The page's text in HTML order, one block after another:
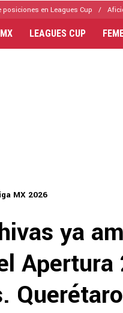
posiciones en Leagues Cup
LEAGUES CUP
MX 2026
ya
Querétaro